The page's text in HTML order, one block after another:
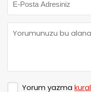
Yorum yazma